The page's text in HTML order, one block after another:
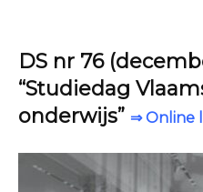
DS nr 76
“Studiedag
onderwijs” ⇒ Online